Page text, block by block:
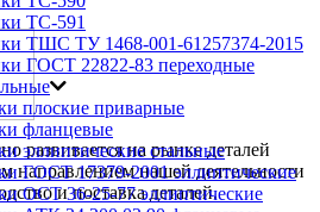
развивается на рынке деталей
направлением нашей деятельности
и поставка деталей.
ТС-591
ТШС ТУ 1468-001-61257374-2015
ГОСТ 22822-83 переходные
плоские приварные
фланцевые
эллиптические стальные
ГОСТ 17379-2001 эллиптические
ОСТ 36-25-77 эллиптические